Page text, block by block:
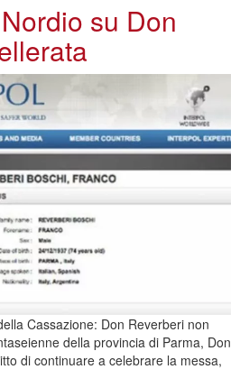
su Don
Cassazione: Don Reverberi non
della provincia di Parma, Don
di continuare a celebrare la messa,